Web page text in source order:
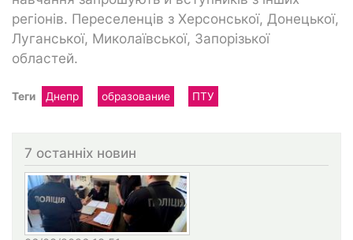
регіонів. Переселенців з Херсонської, Донецької,
Луганської, Миколаївської, Запорізької
областей.
Теги Днепр образование ПТУ
7 останніх новин